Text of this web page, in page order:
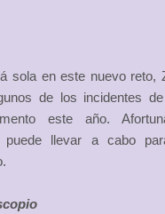
sola en este nuevo reto,
de los incidentes
este año.
puede llevar a cabo